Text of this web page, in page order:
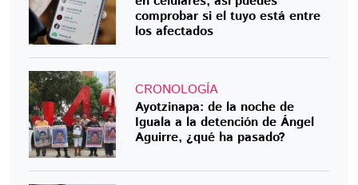
comprobar si el tuyo está entre
los afectados
CRONOLOGÍA
Ayotzinapa: de la noche de
Iguala a la detención de Ángel
Aguirre, ¿qué ha pasado?